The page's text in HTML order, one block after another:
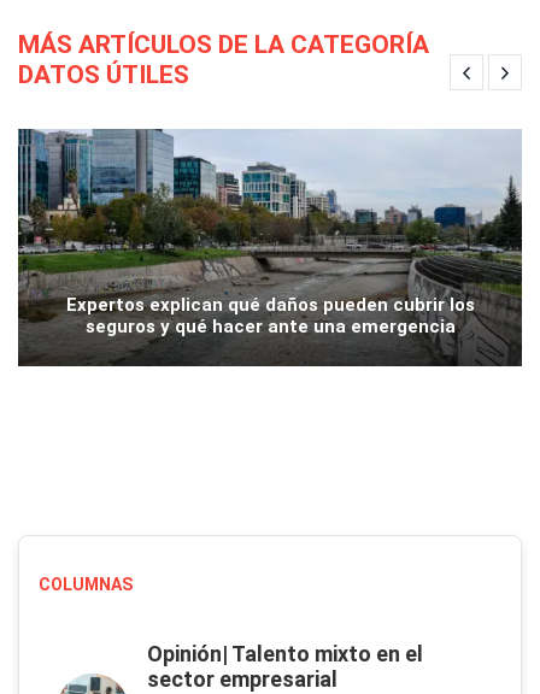
MÁS ARTÍCULOS DE LA CATEGORÍA
DATOS ÚTILES
Expertos explican qué daños pueden cubrir los
seguros y qué hacer ante una emergencia
COLUMNAS
Opinión| Talento mixto en el
sector empresarial